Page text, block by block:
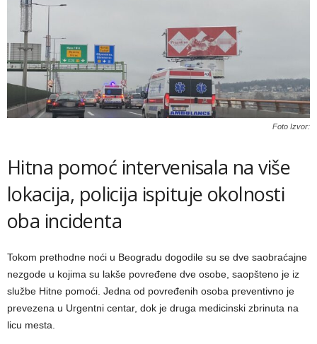
Foto Izvor:
Hitna pomoć intervenisala na više
lokacija, policija ispituje okolnosti
oba incidenta
Tokom prethodne noći u Beogradu dogodile su se dve saobraćajne
nezgode u kojima su lakše povređene dve osobe, saopšteno je iz
službe Hitne pomoći. Jedna od povređenih osoba preventivno je
prevezena u Urgentni centar, dok je druga medicinski zbrinuta na
licu mesta.